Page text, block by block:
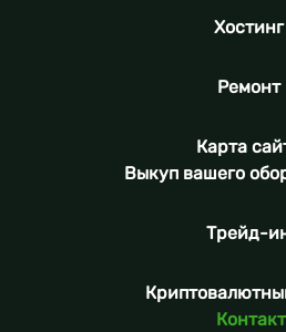
Хостинг
Ремонт
Карта
Выкуп вашего
Трейд-